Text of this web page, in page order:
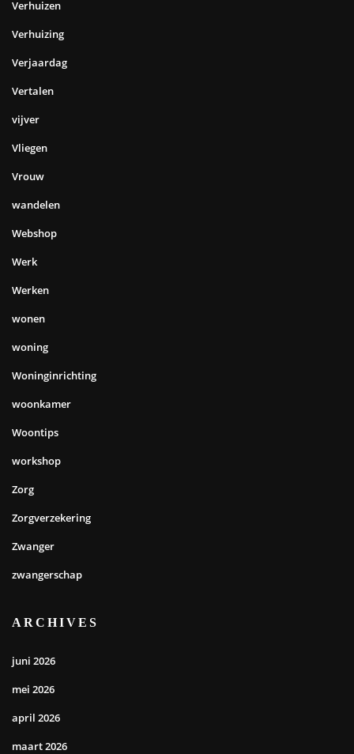
Verhuizen
Verhuizing
Verjaardag
Vertalen
vijver
Vliegen
Vrouw
wandelen
Webshop
Werk
Werken
wonen
woning
Woninginrichting
woonkamer
Woontips
workshop
Zorg
Zorgverzekering
Zwanger
zwangerschap
ARCHIVES
juni 2026
mei 2026
april 2026
maart 2026